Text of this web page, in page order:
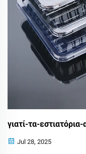
γιατί-τα-
Jul 28, 2025